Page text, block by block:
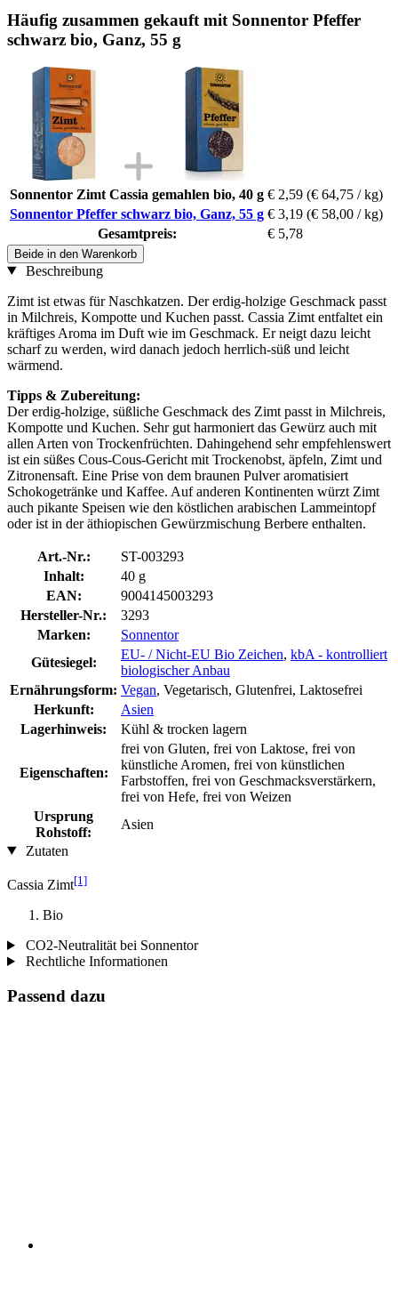
Häufig zusammen gekauft mit Sonnentor Pfeffer
schwarz bio, Ganz, 55 g
Sonnentor Zimt Cassia gemahlen bio, 40 g € 2,59 (€ 64,75 / kg)
Sonnentor Pfeffer schwarz bio, Ganz, 55 g € 3,19 (€ 58,00 / kg)
Gesamtpreis:
€ 5,78
Beide in den Warenkorb
Beschreibung
Zimt ist etwas für Naschkatzen. Der erdig-holzige Geschmack passt
in Milchreis, Kompotte und Kuchen passt. Cassia Zimt entfaltet ein
kräftiges Aroma im Duft wie im Geschmack. Er neigt dazu leicht
scharf zu werden, wird danach jedoch herrlich-süß und leicht
wärmend.
Tipps & Zubereitung:
Der erdig-holzige, süßliche Geschmack des Zimt passt in Milchreis,
Kompotte und Kuchen. Sehr gut harmoniert das Gewürz auch mit
allen Arten von Trockenfrüchten. Dahingehend sehr empfehlenswert
ist ein süßes Cous-Cous-Gericht mit Trockenobst, äpfeln, Zimt und
Zitronensaft. Eine Prise von dem braunen Pulver aromatisiert
Schokogetränke und Kaffee. Auf anderen Kontinenten würzt Zimt
auch pikante Speisen wie den köstlichen arabischen Lammeintopf
oder ist in der äthiopischen Gewürzmischung Berbere enthalten.
Art.-Nr.:
ST-003293
Inhalt:
40 g
EAN:
9004145003293
Hersteller-Nr.:
3293
Marken:
Sonnentor
Gütesiegel:
EU- / Nicht-EU Bio Zeichen, kbA - kontrolliert
biologischer Anbau
Ernährungsform: Vegan, Vegetarisch, Glutenfrei, Laktosefrei
Herkunft:
Asien
Lagerhinweis:
Kühl & trocken lagern
Eigenschaften:
frei von Gluten, frei von Laktose, frei von
künstliche Aromen, frei von künstlichen
Farbstoffen, frei von Geschmacksverstärkern,
frei von Hefe, frei von Weizen
Ursprung
Rohstoff:
Asien
Zutaten
Cassia Zimt[1]
Bio
CO2-Neutralität bei Sonnentor
Rechtliche Informationen
Passend dazu